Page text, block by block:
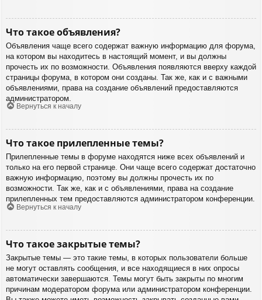
Что такое объявления?
Объявления чаще всего содержат важную информацию для форума,
на котором вы находитесь в настоящий момент, и вы должны
прочесть их по возможности. Объявления появляются вверху каждой
страницы форума, в котором они созданы. Так же, как и с важными
объявлениями, права на создание объявлений предоставляются
администратором.
Вернуться к началу
Что такое прилепленные темы?
Прилепленные темы в форуме находятся ниже всех объявлений и
только на его первой странице. Они чаще всего содержат достаточно
важную информацию, поэтому вы должны прочесть их по
возможности. Так же, как и с объявлениями, права на создание
прилепленных тем предоставляются администратором конференции.
Вернуться к началу
Что такое закрытые темы?
Закрытые темы — это такие темы, в которых пользователи больше
не могут оставлять сообщения, и все находящиеся в них опросы
автоматически завершаются. Темы могут быть закрыты по многим
причинам модератором форума или администратором конференции.